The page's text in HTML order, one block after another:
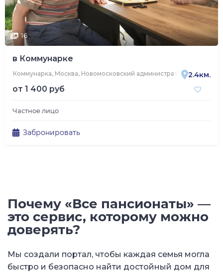
16
в Коммунарке
Коммунарка, Москва, Новомосковский административный2.4км.
от 1 400 руб
Частное лицо
Забронировать
Почему «Все пансионаты» —
это сервис, которому можно
доверять?
Мы создали портал, чтобы каждая семья могла
быстро и безопасно найти достойный дом для